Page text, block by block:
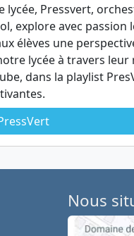
lycée, Pressvert,
explore avec passion
élèves une
lycée à travers leur
dans la playlist
Nous